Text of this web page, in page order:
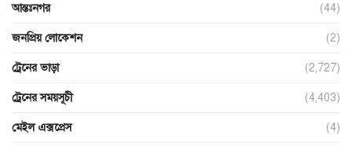
আন্তঃনগর (44)
জনপ্রিয় লোকেশন (2)
ট্রেনের ভাড়া (2,727)
ট্রেনের সময়সূচী (4,403)
মেইল এক্সপ্রেস (4)